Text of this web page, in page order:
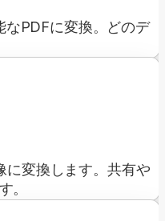
なPDFに変換。どのデ
に変換します。共有や
。